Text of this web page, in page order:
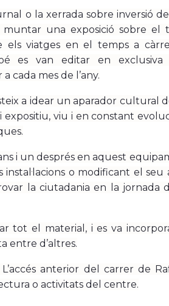
o la xerrada sobre inversió
muntar una exposició sobre el
els viatges en el temps a
es van editar en
cada mes de l’any.
a idear un aparador cultural
viu i en constant
i un després en aquest
o modificant el seu
la ciutadania en la jornada
tot el material, i es va
entre d’altres.
anterior del carrer de
o activitats del centre.